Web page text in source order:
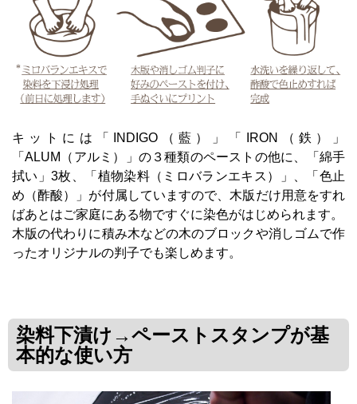
キットには「INDIGO（藍）」「IRON（鉄）」
「ALUM（アルミ）」の３種類のペーストの他に、「綿手
拭い」3枚、「植物染料（ミロバランエキス）」、「色止
め（酢酸）」が付属していますので、木版だけ用意をすれ
ばあとはご家庭にある物ですぐに染色がはじめられます。
木版の代わりに積み木などの木のブロックや消しゴムで作
ったオリジナルの判子でも楽しめます。
染料下漬け→ペーストスタンプが基
本的な使い方